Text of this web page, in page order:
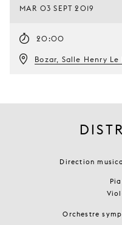
MAR 03 SEPT 2019
20:00
Bozar, Salle Henry
Direction
Orchestre